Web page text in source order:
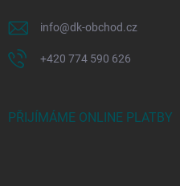
info@dk-obchod.cz
+420 774 590 626
PŘIJÍMÁME ONLINE PLATBY